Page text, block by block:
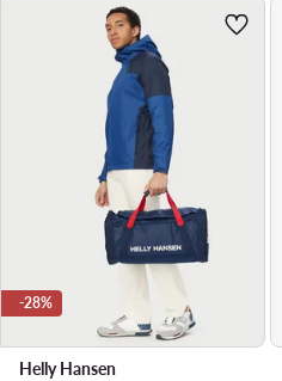
-28%
Helly Hansen